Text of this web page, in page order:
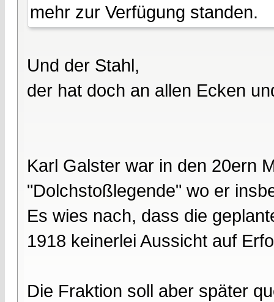
mehr zur Verfügung standen.
Und der Stahl,
der hat doch an allen Ecken
Karl Galster war in den 20ern
"Dolchstoßlegende" wo er
Es wies nach, dass die
1918 keinerlei Aussicht auf
Die Fraktion soll aber später